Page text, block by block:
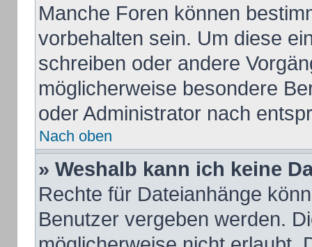
Manche Foren können
vorbehalten sein. Um diese
schreiben oder andere
möglicherweise besondere
oder Administrator nach
Nach oben
» Weshalb kann ich keine
Rechte für Dateianhänge
Benutzer vergeben werden.